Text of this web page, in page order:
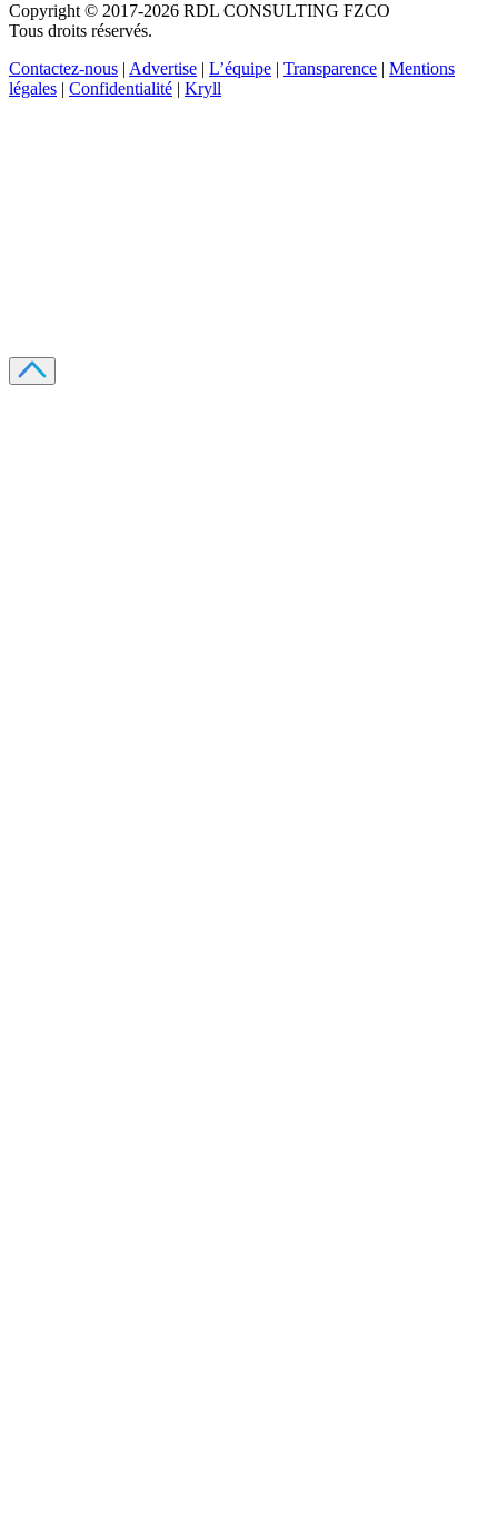
Copyright © 2017-2026 RDL CONSULTING FZCO
Tous droits réservés.
Contactez-nous | Advertise | L’équipe | Transparence | Mentions
légales | Confidentialité | Kryll